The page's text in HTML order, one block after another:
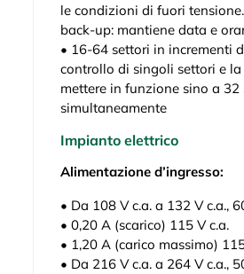
le condizioni di fuori
back-up: mantiene data e
• 16-64 settori in incrementi
controllo di singoli settori e
mettere in funzione sino a 32
simultaneamente
Impianto elettrico
Alimentazione d’ingresso:
• Da 108 V c.a. a 132 V c.a.,
• 0,20 A (scarico) 115 V c.a.
• 1,20 A (carico massimo)
• Da 216 V c.a. a 264 V c.a.,